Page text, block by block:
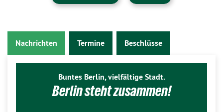
Nachrichten Termine Beschlüsse
Buntes Berlin, vielfältige Stadt.
Berlin steht zusammen!